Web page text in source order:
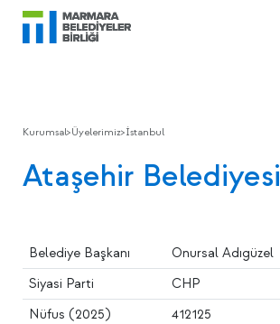
Kurumsal>Üyelerimiz>İstanbul
Ataşehir Belediyesi
Belediye Başkanı
Onursal Adıgüzel
Siyasi Parti
CHP
Nüfus (2025)
412125